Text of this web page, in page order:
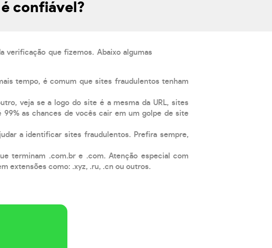
confiável?
verificação que fizemos. Abaixo algumas
tempo, é comum que sites fraudulentos tenham
veja se a logo do site é a mesma da URL, sites
as chances de vocês cair em um golpe de site
a identificar sites fraudulentos. Prefira sempre,
terminam .com.br e .com. Atenção especial com
extensões como: .xyz, .ru, .cn ou outros.